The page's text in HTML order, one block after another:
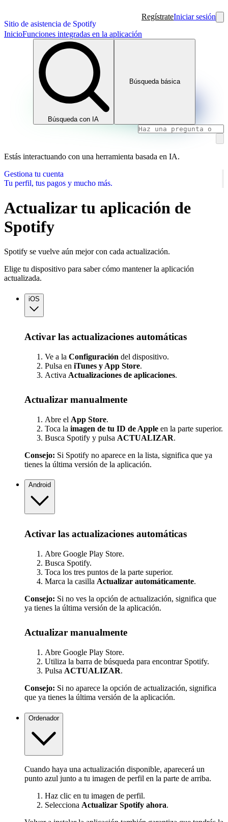
Sitio de asistencia de Spotify
RegístrateIniciar sesión
InicioFunciones integradas en la aplicación
Búsqueda con IA
Búsqueda básica
Estás interactuando con una herramienta basada en IA.
Gestiona tu cuenta
Tu perfil, tus pagos y mucho más.
Actualizar tu aplicación de
Spotify
Spotify se vuelve aún mejor con cada actualización.
Elige tu dispositivo para saber cómo mantener la aplicación
actualizada.
iOS
Activar las actualizaciones automáticas
Ve a la Configuración del dispositivo.
Pulsa en iTunes y App Store.
Activa Actualizaciones de aplicaciones.
Actualizar manualmente
Abre el App Store.
Toca la imagen de tu ID de Apple en la parte superior.
Busca Spotify y pulsa ACTUALIZAR.
Consejo: Si Spotify no aparece en la lista, significa que ya
tienes la última versión de la aplicación.
Android
Activar las actualizaciones automáticas
Abre Google Play Store.
Busca Spotify.
Toca los tres puntos de la parte superior.
Marca la casilla Actualizar automáticamente.
Consejo: Si no ves la opción de actualización, significa que
ya tienes la última versión de la aplicación.
Actualizar manualmente
Abre Google Play Store.
Utiliza la barra de búsqueda para encontrar Spotify.
Pulsa ACTUALIZAR.
Consejo: Si no aparece la opción de actualización, significa
que ya tienes la última versión de la aplicación.
Ordenador
Cuando haya una actualización disponible, aparecerá un
punto azul junto a tu imagen de perfil en la parte de arriba.
Haz clic en tu imagen de perfil.
Selecciona Actualizar Spotify ahora.